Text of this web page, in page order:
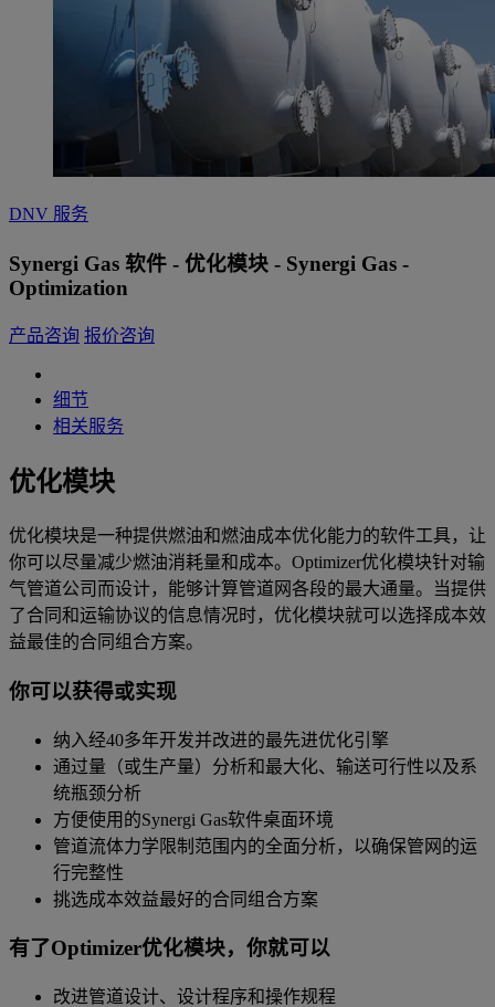
DNV 服务
Synergi Gas 软件 - 优化模块 - Synergi Gas -
Optimization
产品咨询 报价咨询
细节
相关服务
优化模块
优化模块是一种提供燃油和燃油成本优化能力的软件工具，让
你可以尽量减少燃油消耗量和成本。Optimizer优化模块针对输
气管道公司而设计，能够计算管道网各段的最大通量。当提供
了合同和运输协议的信息情况时，优化模块就可以选择成本效
益最佳的合同组合方案。
你可以获得或实现
纳入经40多年开发并改进的最先进优化引擎
通过量（或生产量）分析和最大化、输送可行性以及系
统瓶颈分析
方便使用的Synergi Gas软件桌面环境
管道流体力学限制范围内的全面分析，以确保管网的运
行完整性
挑选成本效益最好的合同组合方案
有了Optimizer优化模块，你就可以
改进管道设计、设计程序和操作规程